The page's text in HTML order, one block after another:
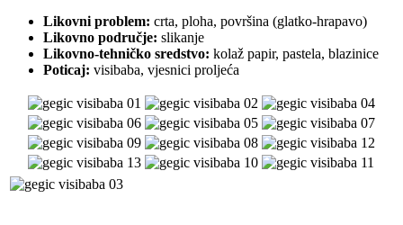
Likovni problem: crta, ploha, površina (glatko-hrapavo)
Likovno područje: slikanje
Likovno-tehničko sredstvo: kolaž papir, pastela, blazinice
Poticaj: visibaba, vjesnici proljeća